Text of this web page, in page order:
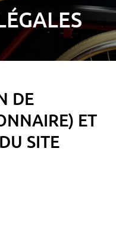
DE
ET
SITE